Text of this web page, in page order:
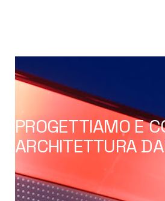
PROGETTIAMO E
ARCHITETTURA